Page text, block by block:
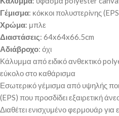
Γέμισμα: κόκκοι πολυστερίνης
Χρώμα: μπλε
Διαστάσεις: 64x64x66.5cm
Αδιάβροχο: όχι
Κάλυμμα από ειδικό ανθεκτικό
εύκολο στο καθάρισμα
Εσωτερικό γέμισμα από υψηλής
(EPS) που προσδίδει εξαιρετική
Διαθέτει ενισχυμένο φερμουάρ